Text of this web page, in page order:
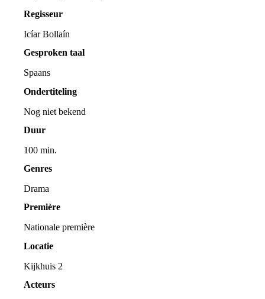
Regisseur
Icíar Bollaín
Gesproken taal
Spaans
Ondertiteling
Nog niet bekend
Duur
100 min.
Genres
Drama
Première
Nationale première
Locatie
Kijkhuis 2
Acteurs